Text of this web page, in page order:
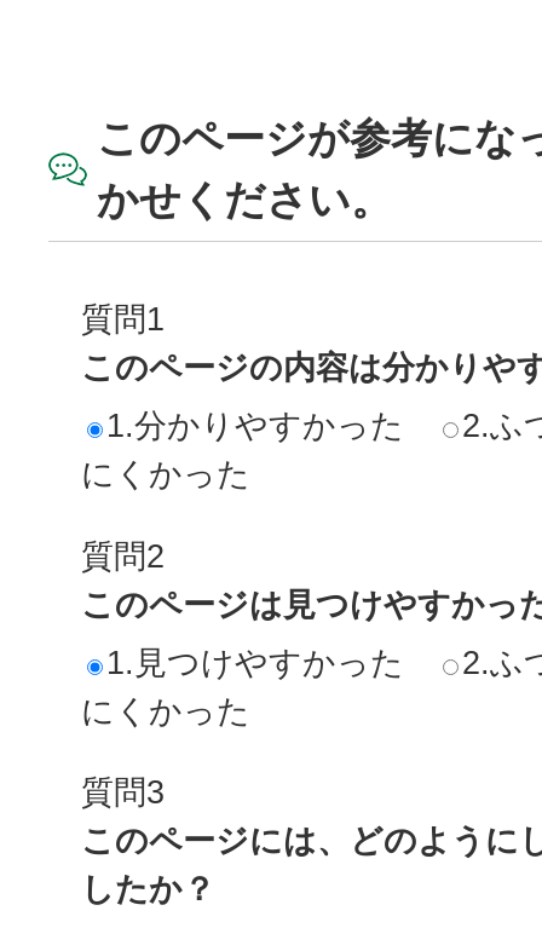
このページが参考にな
かせください。
質問1
このページの内容は分かりや
1.分かりやすかった
2.ふ
にくかった
質問2
このページは見つけやすかっ
1.見つけやすかった
2.ふ
にくかった
質問3
このページには、どのように
したか？